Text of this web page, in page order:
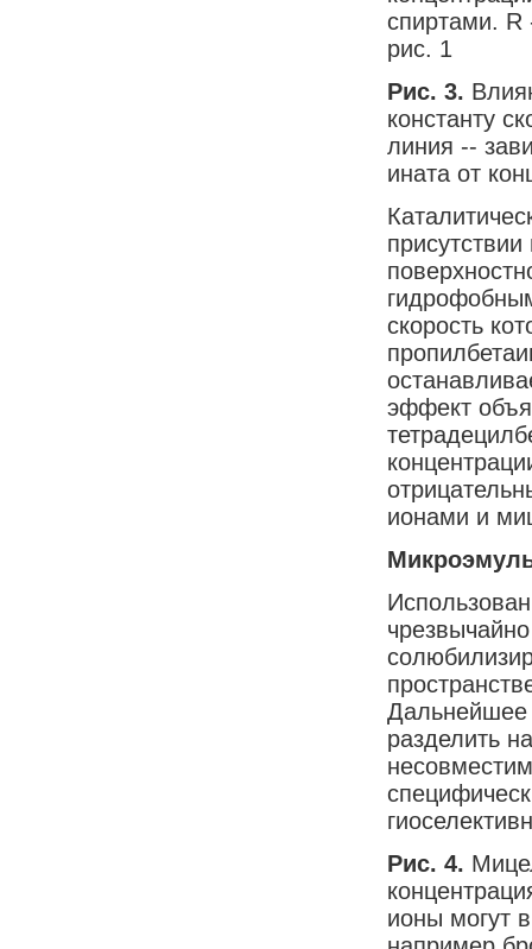
спиртами. R
рис. 1
Рис. 3.
константу
линия --
ината от
скорость
эффект
ионами и
Дальнейшее
разделить
Рис. 4.
ионы могут